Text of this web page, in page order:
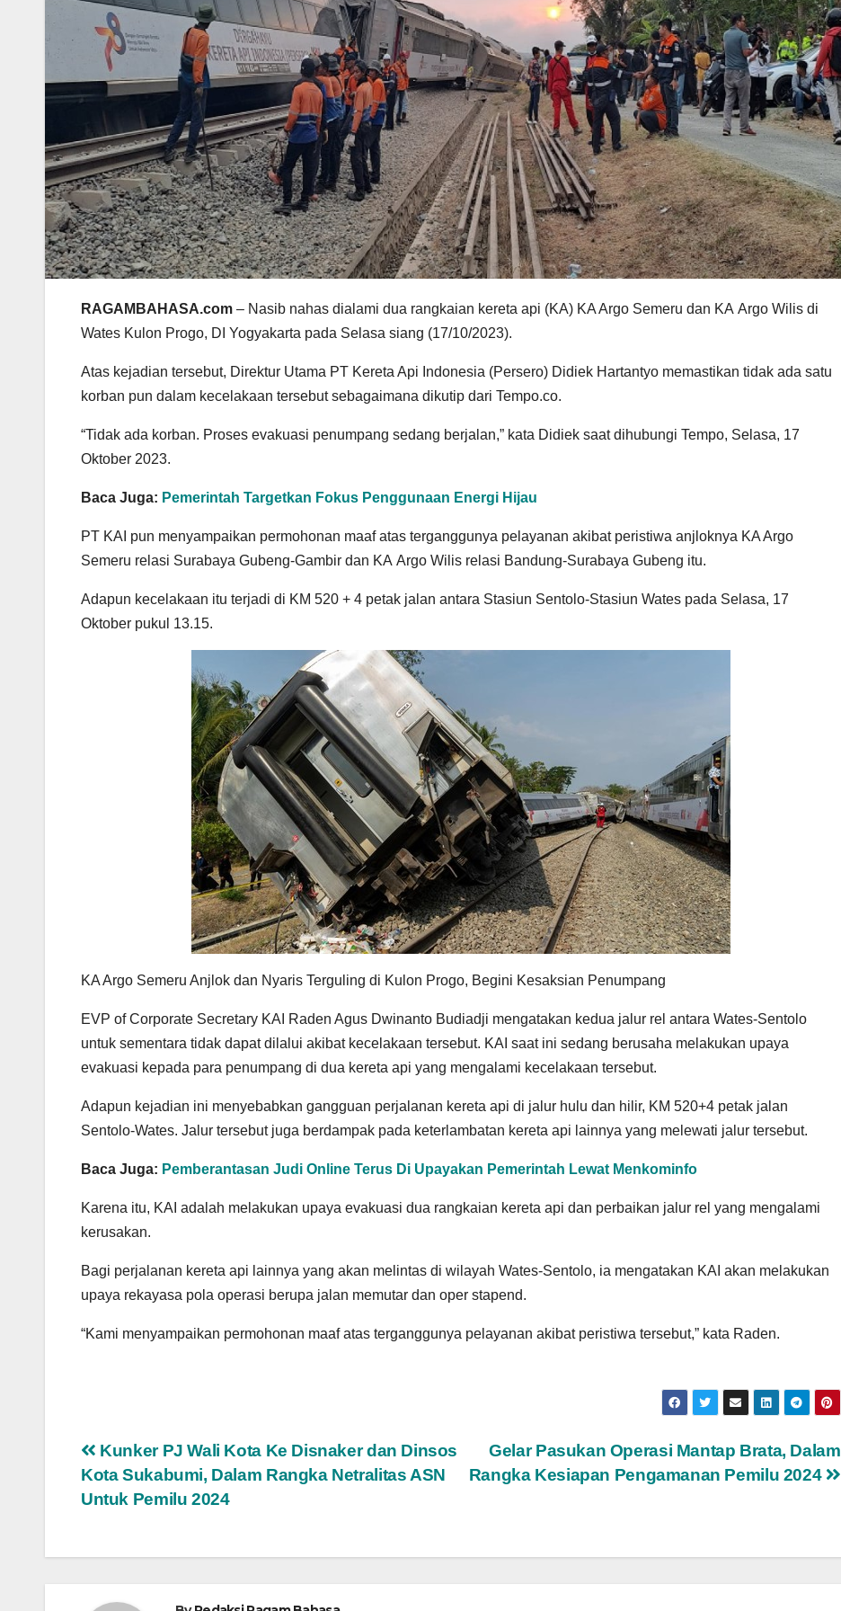
RAGAMBAHASA.com – Nasib nahas dialami dua rangkaian kereta api (KA) KA Argo Semeru dan KA Argo Wilis di
Wates Kulon Progo, DI Yogyakarta pada Selasa siang (17/10/2023).
Atas kejadian tersebut, Direktur Utama PT Kereta Api Indonesia (Persero) Didiek Hartantyo memastikan tidak ada satu
korban pun dalam kecelakaan tersebut sebagaimana dikutip dari Tempo.co.
“Tidak ada korban. Proses evakuasi penumpang sedang berjalan,” kata Didiek saat dihubungi Tempo, Selasa, 17
Oktober 2023.
Baca Juga: Pemerintah Targetkan Fokus Penggunaan Energi Hijau
PT KAI pun menyampaikan permohonan maaf atas terganggunya pelayanan akibat peristiwa anjloknya KA Argo
Semeru relasi Surabaya Gubeng-Gambir dan KA Argo Wilis relasi Bandung-Surabaya Gubeng itu.
Adapun kecelakaan itu terjadi di KM 520 + 4 petak jalan antara Stasiun Sentolo-Stasiun Wates pada Selasa, 17
Oktober pukul 13.15.
KA Argo Semeru Anjlok dan Nyaris Terguling di Kulon Progo, Begini Kesaksian Penumpang
EVP of Corporate Secretary KAI Raden Agus Dwinanto Budiadji mengatakan kedua jalur rel antara Wates-Sentolo
untuk sementara tidak dapat dilalui akibat kecelakaan tersebut. KAI saat ini sedang berusaha melakukan upaya
evakuasi kepada para penumpang di dua kereta api yang mengalami kecelakaan tersebut.
Adapun kejadian ini menyebabkan gangguan perjalanan kereta api di jalur hulu dan hilir, KM 520+4 petak jalan
Sentolo-Wates. Jalur tersebut juga berdampak pada keterlambatan kereta api lainnya yang melewati jalur tersebut.
Baca Juga: Pemberantasan Judi Online Terus Di Upayakan Pemerintah Lewat Menkominfo
Karena itu, KAI adalah melakukan upaya evakuasi dua rangkaian kereta api dan perbaikan jalur rel yang mengalami
kerusakan.
Bagi perjalanan kereta api lainnya yang akan melintas di wilayah Wates-Sentolo, ia mengatakan KAI akan melakukan
upaya rekayasa pola operasi berupa jalan memutar dan oper stapend.
“Kami menyampaikan permohonan maaf atas terganggunya pelayanan akibat peristiwa tersebut,” kata Raden.
Navigasi
pos
Gelar Pasukan Operasi Mantap Brata, Dalam
Rangka Kesiapan Pengamanan Pemilu 2024
Kunker PJ Wali Kota Ke Disnaker dan Dinsos
Kota Sukabumi, Dalam Rangka Netralitas ASN
Untuk Pemilu 2024